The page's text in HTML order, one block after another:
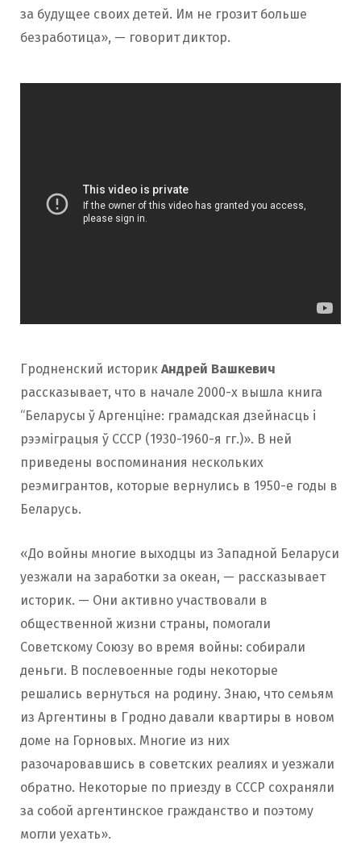
за будущее своих детей. Им не грозит больше
безработица», — говорит диктор.
Гродненский историк Андрей Вашкевич
рассказывает, что в начале 2000-х вышла книга
“Беларусы ў Аргенціне: грамадская дзейнасць і
рээміграцыя ў СССР (1930-1960-я гг.)». В ней
приведены воспоминания нескольких
реэмигрантов, которые вернулись в 1950-е годы в
Беларусь.
«До войны многие выходцы из Западной Беларуси
уезжали на заработки за океан, — рассказывает
историк. — Они активно участвовали в
общественной жизни страны, помогали
Советскому Союзу во время войны: собирали
деньги. В послевоенные годы некоторые
решались вернуться на родину. Знаю, что семьям
из Аргентины в Гродно давали квартиры в новом
доме на Горновых. Многие из них
разочаровавшись в советских реалиях и уезжали
обратно. Некоторые по приезду в СССР сохраняли
за собой аргентинское гражданство и поэтому
могли уехать».